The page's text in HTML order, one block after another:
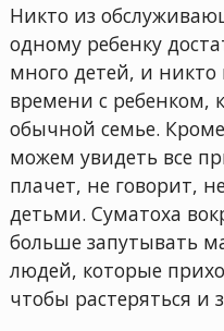
Никто из
одному ребенку
много детей, и никто
времени с ребенком,
обычной семье.
можем увидеть все
плачет, не говорит,
детьми. Суматоха
больше запутывать
людей, которые
чтобы растеряться и